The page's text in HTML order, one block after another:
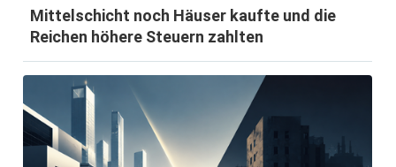
Mittelschicht noch Häuser kaufte und die
Reichen höhere Steuern zahlten